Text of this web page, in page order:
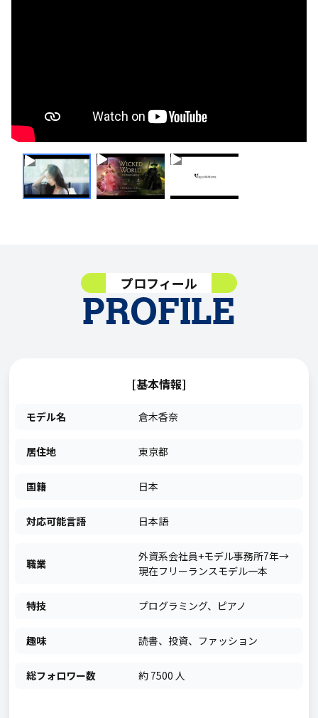
PROFILE
プロフィール
[基本情報]
モデル名 倉木香奈
居住地 東京都
国籍 日本
対応可能言語 日本語
職業
外資系会社員+モデル事務所7年→
現在フリーランスモデル一本
特技 プログラミング、ピアノ
趣味 読書、投資、ファッション
総フォロワー数 約 7500 人